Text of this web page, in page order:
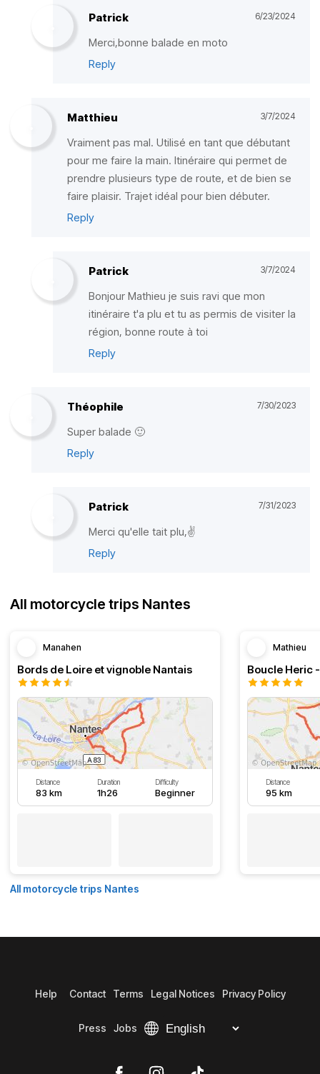
Patrick 6/23/2024
Merci,bonne balade en moto
Reply
Matthieu 3/7/2024
Vraiment pas mal. Utilisé en tant que débutant
pour me faire la main. Itinéraire qui permet de
prendre plusieurs type de route, et de bien se
faire plaisir. Trajet idéal pour bien débuter.
Reply
Patrick 3/7/2024
Bonjour Mathieu je suis ravi que mon
itinéraire t'a plu et tu as permis de visiter la
région, bonne route à toi
Reply
Théophile 7/30/2023
Super balade 🙂
Reply
Patrick 7/31/2023
Merci qu'elle tait plu,✌️
Reply
All motorcycle trips Nantes
Manahen
Bords de Loire et vignoble Nantais
Distance
83 km
Duration
1h26
Difficulty
Beginner
Mathieu
Boucle Heric
Distance
95 km
All motorcycle trips Nantes
Help Contact Terms Legal Notices Privacy Policy
Press Jobs